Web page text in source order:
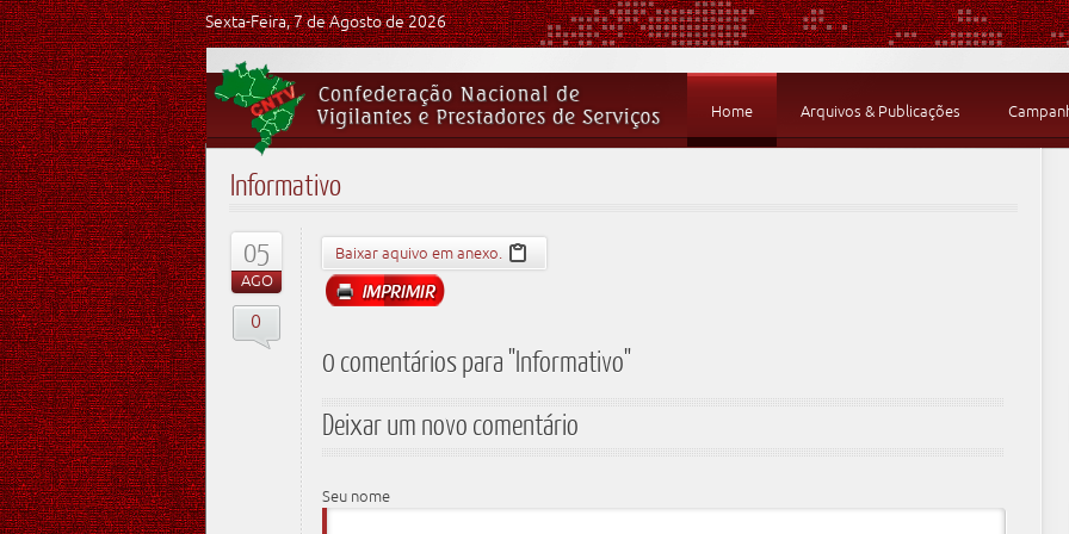
Sexta-Feira, 7 de Agosto de 2026
Home Arquivos & Publicações
Informativo
05
AGO
0
Baixar aquivo em anexo.
0 comentários para "Informativo"
Deixar um novo comentário
Seu nome